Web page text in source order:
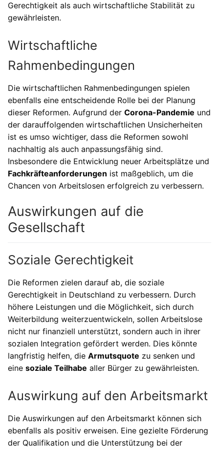
Gerechtigkeit als auch wirtschaftliche Stabilität zu
gewährleisten.
Wirtschaftliche
Rahmenbedingungen
Die wirtschaftlichen Rahmenbedingungen spielen
ebenfalls eine entscheidende Rolle bei der Planung
dieser Reformen. Aufgrund der Corona-Pandemie und
der darauffolgenden wirtschaftlichen Unsicherheiten
ist es umso wichtiger, dass die Reformen sowohl
nachhaltig als auch anpassungsfähig sind.
Insbesondere die Entwicklung neuer Arbeitsplätze und
Fachkräfteanforderungen ist maßgeblich, um die
Chancen von Arbeitslosen erfolgreich zu verbessern.
Auswirkungen auf die
Gesellschaft
Soziale Gerechtigkeit
Die Reformen zielen darauf ab, die soziale
Gerechtigkeit in Deutschland zu verbessern. Durch
höhere Leistungen und die Möglichkeit, sich durch
Weiterbildung weiterzuentwickeln, sollen Arbeitslose
nicht nur finanziell unterstützt, sondern auch in ihrer
sozialen Integration gefördert werden. Dies könnte
langfristig helfen, die Armutsquote zu senken und
eine soziale Teilhabe aller Bürger zu gewährleisten.
Auswirkung auf den Arbeitsmarkt
Die Auswirkungen auf den Arbeitsmarkt können sich
ebenfalls als positiv erweisen. Eine gezielte Förderung
der Qualifikation und die Unterstützung bei der